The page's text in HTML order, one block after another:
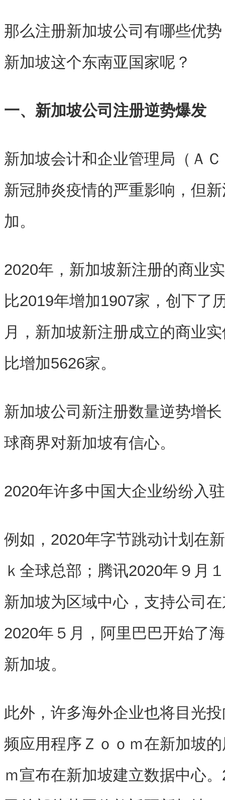
那么注册新加坡公司有哪些优
新加坡这个东南亚国家呢？
一、新加坡公司注册逆势爆发
新加坡会计和企业管理局（Ａ
新冠肺炎疫情的严重影响，但
加。
2020年，新加坡新注册的商业
比2019年增加1907家，创下了
月，新加坡新注册成立的商业
比增加5626家。
新加坡公司新注册数量逆势增
球商界对新加坡有信心。
2020年许多中国大企业纷纷入
例如，2020年字节跳动计划在
ｋ全球总部；腾讯2020年９月
新加坡为区域中心，支持公司
2020年５月，阿里巴巴开始了
新加坡。
此外，许多海外企业也将目光
频应用程序Ｚｏｏｍ在新加坡
ｍ宣布在新加坡建立数据中心